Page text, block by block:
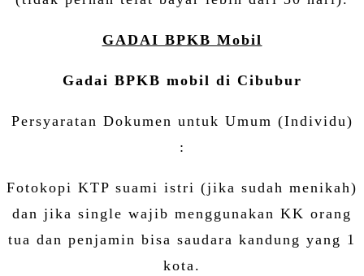
GADAI BPKB Mobil
Gadai BPKB mobil di Cibubur
Persyaratan Dokumen untuk Umum (Individu)
:
Fotokopi KTP suami istri (jika sudah menikah)
dan jika single wajib menggunakan KK orang
tua dan penjamin bisa saudara kandung yang 1
kota.